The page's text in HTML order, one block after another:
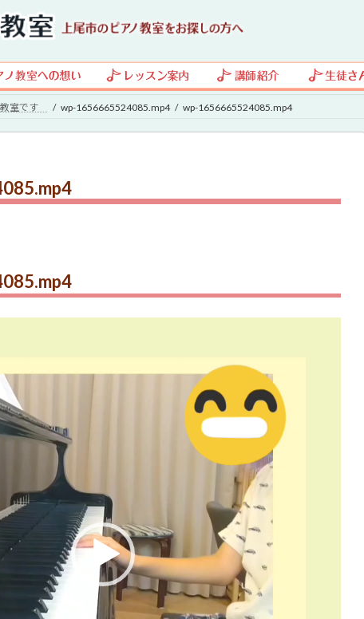
教室です wp-1656665524085.mp4 wp-1656665524085.mp4